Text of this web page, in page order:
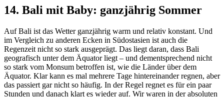
14. Bali mit Baby: ganzjährig Sommer
Auf Bali ist das Wetter ganzjährig warm und relativ konstant. Und
im Vergleich zu anderen Ecken in Südostasien ist auch die
Regenzeit nicht so stark ausgeprägt. Das liegt daran, dass Bali
geografisch unter dem Äquator liegt – und dementsprechend nicht
so stark vom Monsum betroffen ist, wie die Länder über dem
Äquator. Klar kann es mal mehrere Tage hintereinander regnen, aber
das passiert gar nicht so häufig. In der Regel regnet es für ein paar
Stunden und danach klart es wieder auf. Wir waren in der absoluten